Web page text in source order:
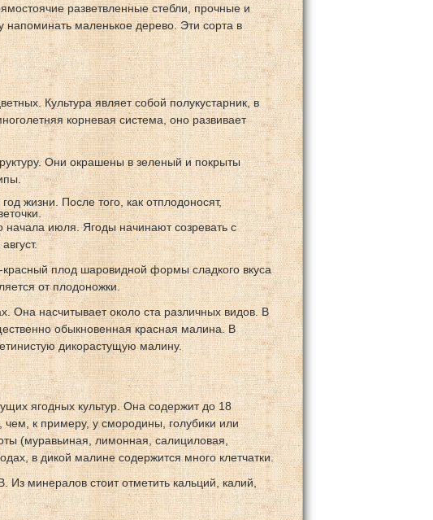
разветвленные стебли, прочные и
напоминать маленькое дерево. Эти сорта в
Культура являет собой полукустарник, в
корневая система, оно развивает
Они окрашены в зеленый и покрыты
жизни. После того, как отплодоносят,
июля. Ягоды начинают созревать с
плод шаровидной формы сладкого вкуса
от плодоножки.
Она насчитывает около ста различных видов. В
обыкновенная красная малина. В
дикорастущую малину.
ягодных культур. Она содержит до 18
чем, к примеру, у смородины, голубики или
(муравьиная, лимонная, салициловая,
в дикой малине содержится много клетчатки.
минералов стоит отметить кальций, калий,